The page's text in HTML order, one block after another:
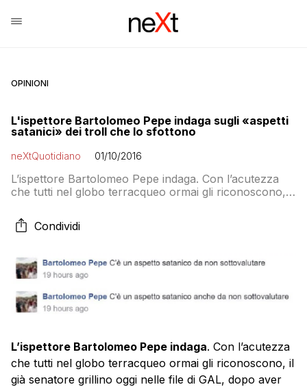
OPINIONI
L'ispettore Bartolomeo Pepe indaga sugli «aspetti
satanici» dei troll che lo sfottono
neXtQuotidiano 01/10/2016
L’ispettore Bartolomeo Pepe indaga. Con l’acutezza
che tutti nel globo terracqueo ormai gli riconoscono, il
avuto il coraggio di insultare un disabile che gli
chiedeva conto delle fregnacce che continua a
presentazione del film VAXXED è […]
Condividi
L’ispettore Bartolomeo Pepe indaga. Con l’acutezza
che tutti nel globo terracqueo ormai gli riconoscono, il
già senatore grillino oggi nelle file di GAL, dopo aver